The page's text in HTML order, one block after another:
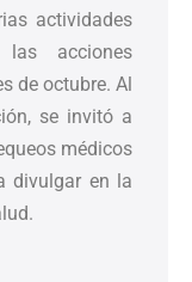
actividades
acciones
de octubre. Al
se invitó a
médicos
divulgar en la